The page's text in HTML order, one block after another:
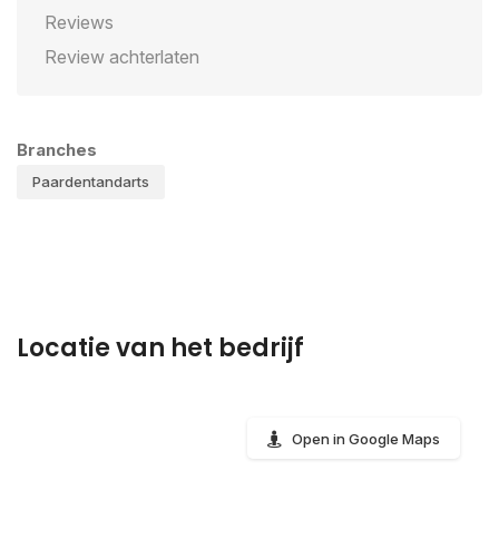
Reviews
Review achterlaten
Branches
Paardentandarts
Locatie van het bedrijf
Open in Google Maps